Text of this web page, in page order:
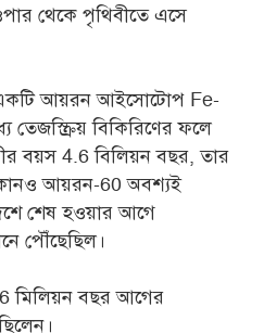
থেকে পৃথিবীতে এসে
একটি আয়রন আইসোটোপ Fe-
তেজস্ক্রিয় বিকিরিণের ফলে
বয়স 4.6 বিলিয়ন বছর, তার
আয়রন-60 অবশ্যই
শেষ হওয়ার আগে
পৌঁছেছিল।
মিলিয়ন বছর আগের